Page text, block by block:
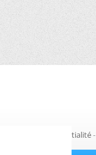
Politique de confidentialité-